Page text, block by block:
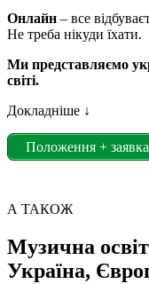
Онлайн – все
Не треба нікуди їхати.
Ми представляємо
світі.
Докладніше ↓
Положення + заявка
А ТАКОЖ
Музична
Україна,